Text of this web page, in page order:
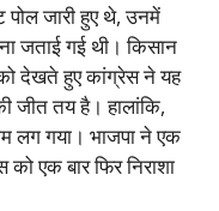
पोल जारी हुए थे, उनमें
जताई गई थी। किसान
को देखते हुए कांग्रेस ने यह
जीत तय है। हालांकि,
लग गया। भाजपा ने एक
एक बार फिर निराशा